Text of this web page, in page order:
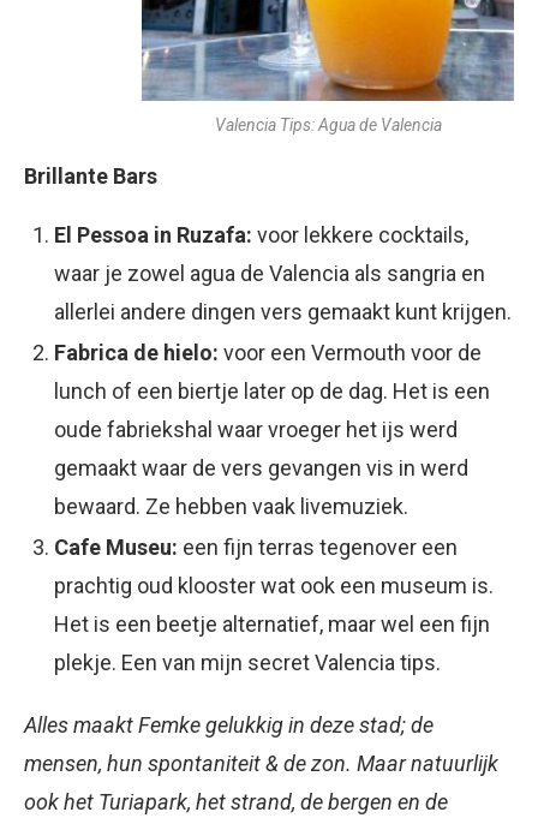
Valencia Tips: Agua de Valencia
Brillante Bars
El Pessoa in Ruzafa: voor lekkere cocktails,
waar je zowel agua de Valencia als sangria en
allerlei andere dingen vers gemaakt kunt krijgen.
Fabrica de hielo: voor een Vermouth voor de
lunch of een biertje later op de dag. Het is een
oude fabriekshal waar vroeger het ijs werd
gemaakt waar de vers gevangen vis in werd
bewaard. Ze hebben vaak livemuziek.
Cafe Museu: een fijn terras tegenover een
prachtig oud klooster wat ook een museum is.
Het is een beetje alternatief, maar wel een fijn
plekje. Een van mijn secret Valencia tips.
Alles maakt Femke gelukkig in deze stad; de
mensen, hun spontaniteit & de zon. Maar natuurlijk
ook het Turiapark, het strand, de bergen en de